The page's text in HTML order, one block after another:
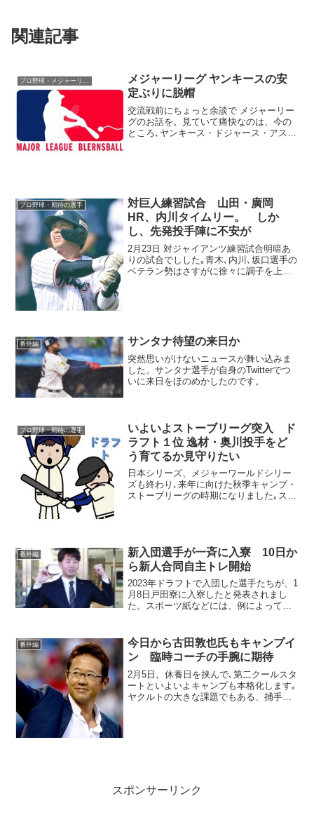
関連記事
プロ野球・メジャーリーグ
メジャーリーグ ヤンキースの安
定ぶりに脱帽
交流戦前にちょっと余談で メジャーリー
グのお話を。見ていて痛快なのは、今の
ところ､ヤンキース・ドジャース・アスト
プロ野球・期待の選手
対巨人練習試合 山田・廣岡
HR、内川タイムリー。 しか
し、先発投手陣に不安が
2月23日 対ジャイアンツ練習試合明暗あ
りの試合でしした｡青木､内川､坂口選手の
ベテラン勢はさすがに徐々に調子を上げ
番外編 サンタナ待望の来日か
突然思いがけないニュースが舞い込みま
した。サンタナ選手が自身のTwitterでつ
いに来日をほのめかしたのです。
プロ野球・期待の選手
いよいよストーブリーグ突入 ド
ラフト１位 逸材・奥川投手をど
う育てるか見守りたい
日本シリーズ、メジャーワールドシリー
ズも終わり､来年に向けた秋季キャンプ・
ストーブリーグの時期になりました｡スワ
番外編
新入団選手が一斉に入寮 10日か
ら新人合同自主トレ開始
2023年ドラフトで入団した選手たちが、1
月8日戸田寮に入寮したと発表されまし
た。スポーツ紙などには、例によって
です。
番外編
今日から古田敦也氏もキャンプイ
ン 臨時コーチの手腕に期待
2月5日。休養日を挟んで､第二クールスタ
ートといよいよキャンプも本格化します｡
ヤクルトの大きな課題でもある、捕手強
スポンサーリンク